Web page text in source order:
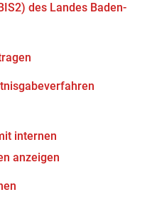
des Landes Baden-
internen
anzeigen